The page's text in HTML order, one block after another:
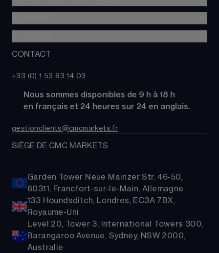
Trading d’options
Comparez des comptes
Coûts
Alpha
Actions
Matières Premières
ETFs
Paniers d'Actions
Glossaire
Nos analystes de marché
À propos de CMC Markets
Support
CONTACT
+33 (0) 1 53 83 14 03
      Nous sommes disponibles de 9 h à 18 h
      en français et 24 heures sur 24 en anglais.
gestionclients@cmcmarkets.fr
SIÈGE DE CMC MARKETS
Garden Tower Neue Mainzer Str. 46-50,
60311, Francfort-sur-le-Main, Allemagne
133 Houndsditch, Londres, EC3A 7BX,
Royaume-Uni
Level 20, Tower 3, International Towers 300,
Barangaroo Avenue, Sydney, NSW 2000,
Australie